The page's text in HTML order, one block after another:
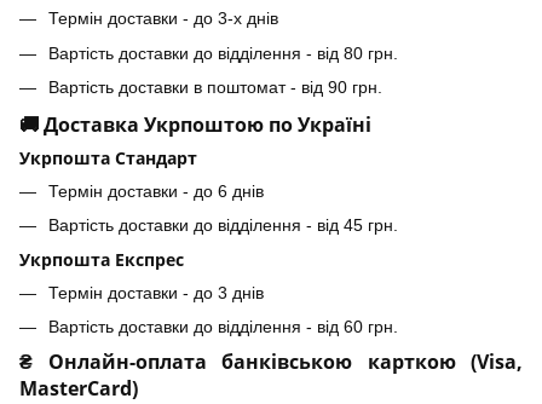
Термін доставки - до 3-х днів
Вартість доставки до відділення - від 80 грн.
Вартість доставки в поштомат - від 90 грн.
🚚 Доставка Укрпоштою по Україні
Укрпошта Стандарт
Термін доставки - до 6 днів
Вартість доставки до відділення - від 45 грн.
Укрпошта Експрес
Термін доставки - до 3 днів
Вартість доставки до відділення - від 60 грн.
₴ Онлайн-оплата банківською карткою (Visa,
MasterCard)